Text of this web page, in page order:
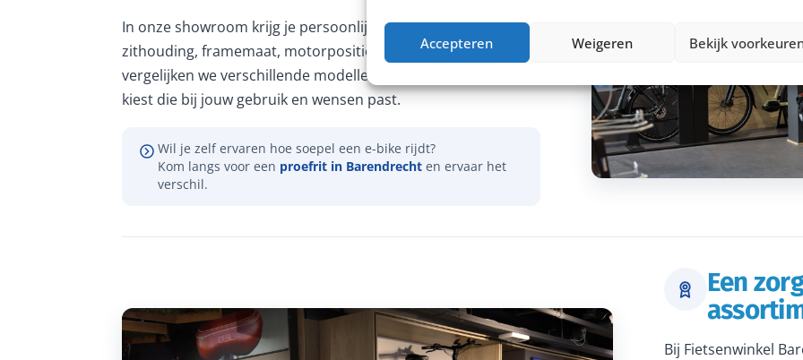
Accepteren Weigeren Bekijk
In onze showroom krijg je persoonlijk advies over onder meer
zithouding, framemaat, motorpositie en actieradius. Samen
vergelijken we verschillende modellen, zodat je een e-bike
kiest die bij jouw gebruik en wensen past.
Wil je zelf ervaren hoe soepel een e-bike rijdt?
Kom langs voor een proefrit in Barendrecht en ervaar het
verschil.
Een
Bij Fietsenwinkel